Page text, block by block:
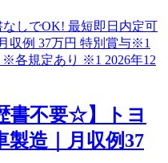
書不要☆】トヨ
製造｜月収例37